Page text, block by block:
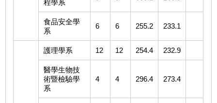
程學系
食品安全學
系
6 6 255.2 233.1
護理學系 12 12 254.4 232.9
醫學生物技
術暨檢驗學
系
4 4 296.4 273.4